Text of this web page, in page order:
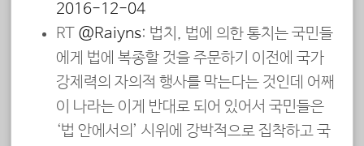
2016-12-04
RT @Raiyns: 법치, 법에 의한 통치는 국민들
에게 법에 복종할 것을 주문하기 이전에 국가
강제력의 자의적 행사를 막는다는 것인데 어째
이 나라는 이게 반대로 되어 있어서 국민들은
‘법 안에서의’ 시위에 강박적으로 집착하고 국